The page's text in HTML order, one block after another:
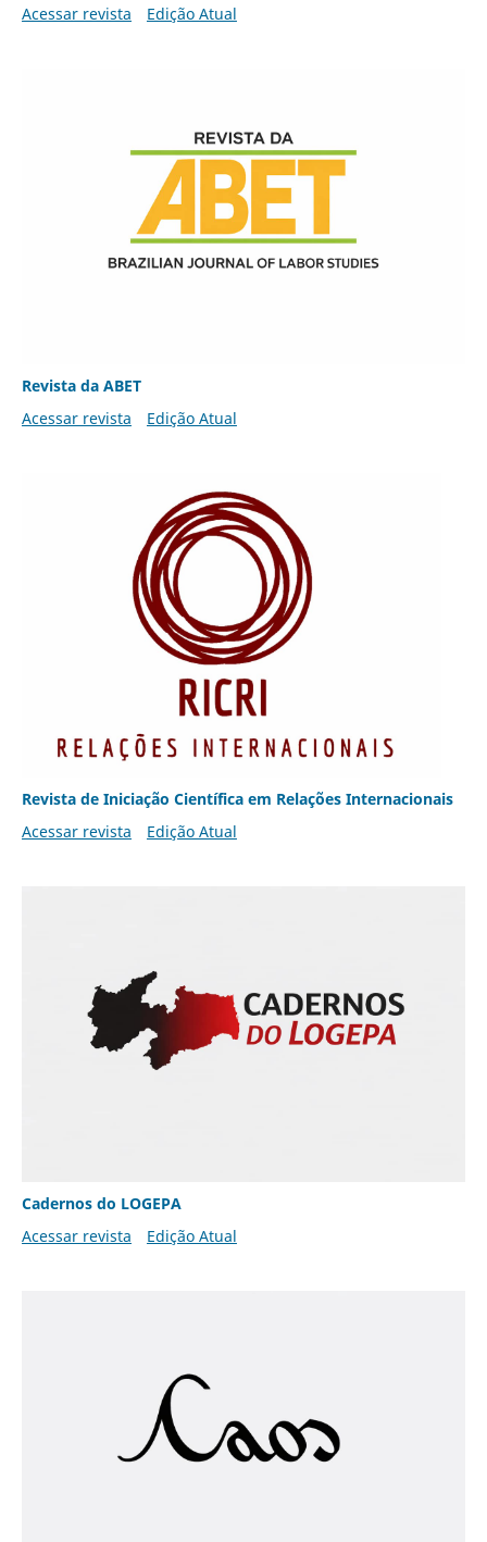
Acessar revista Edição Atual
Revista da ABET
Acessar revista
Edição Atual
Revista de Iniciação Científica em Relações Internacionais
Acessar revista
Edição Atual
Cadernos do LOGEPA
Acessar revista
Edição Atual